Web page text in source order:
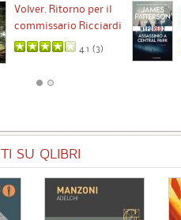
Volver. Ritorno per il
commissario Ricciardi
4.1 (3)
SU QLIBRI